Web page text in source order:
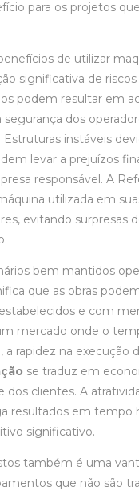
para os projetos
de utilizar
significativa de riscos
podem resultar em
dos
Estruturas instáveis
levar a prejuízos
responsável. A
utilizada em
evitando surpresas
bem mantidos
que as obras
e com
mercado onde o
rapidez na execução
se traduz em
dos clientes. A
resultados em tempo
significativo.
também é uma
que não são